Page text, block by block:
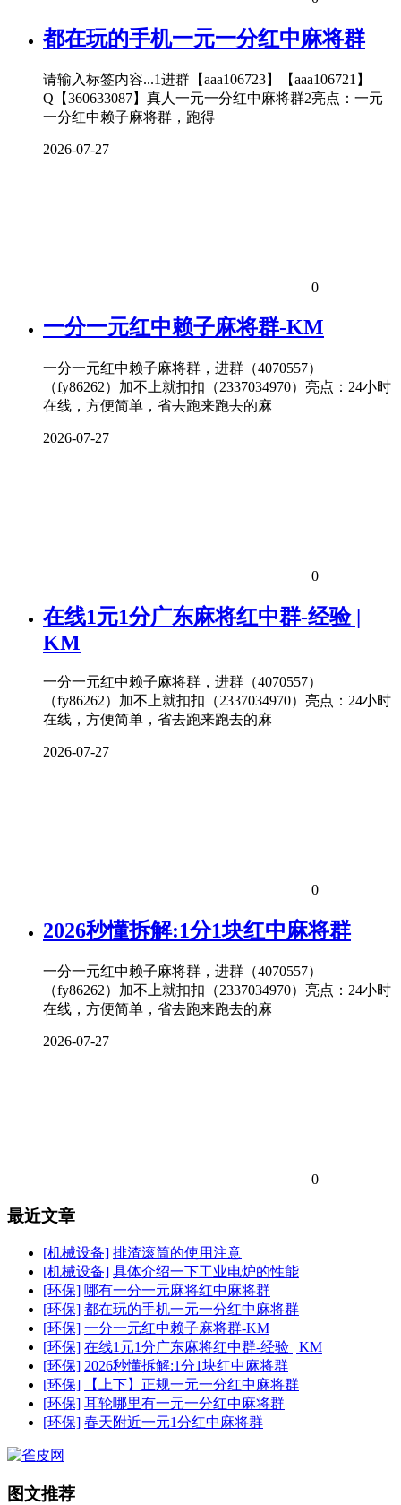
都在玩的手机一元一分红中麻将群
请输入标签内容...1进群【aaa106723】【aaa106721】
Q【360633087】真人一元一分红中麻将群2亮点：一元
一分红中赖子麻将群，跑得
2026-07-27
0
一分一元红中赖子麻将群-KM
一分一元红中赖子麻将群，进群（4070557）
（fy86262）加不上就扣扣（2337034970）亮点：24小时
在线，方便简单，省去跑来跑去的麻
2026-07-27
0
在线1元1分广东麻将红中群-经验 |
KM
一分一元红中赖子麻将群，进群（4070557）
（fy86262）加不上就扣扣（2337034970）亮点：24小时
在线，方便简单，省去跑来跑去的麻
2026-07-27
0
2026秒懂拆解:1分1块红中麻将群
一分一元红中赖子麻将群，进群（4070557）
（fy86262）加不上就扣扣（2337034970）亮点：24小时
在线，方便简单，省去跑来跑去的麻
2026-07-27
0
最近文章
[机械设备] 排渣滚筒的使用注意
[机械设备] 具体介绍一下工业电炉的性能
[环保] 哪有一分一元麻将红中麻将群
[环保] 都在玩的手机一元一分红中麻将群
[环保] 一分一元红中赖子麻将群-KM
[环保] 在线1元1分广东麻将红中群-经验 | KM
[环保] 2026秒懂拆解:1分1块红中麻将群
[环保]
【上下】正规一元一分红中麻将群
[环保] 耳轮哪里有一元一分红中麻将群
[环保] 春天附近一元1分红中麻将群
图文推荐